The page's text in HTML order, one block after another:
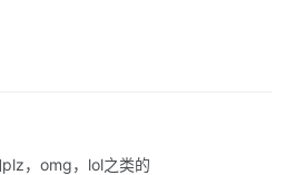
，omg，lol之类的